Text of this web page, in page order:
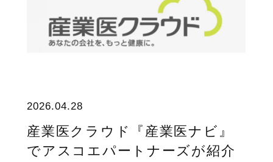
2026.04.28
産業医クラウド『産業医ナビ』
でアスコエパートナーズが紹介